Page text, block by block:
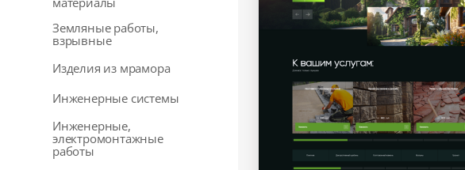
Земляные работы,
взрывные
Изделия из мрамора
Инженерные системы
Инженерные,
электромонтажные
работы